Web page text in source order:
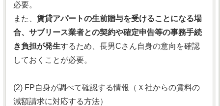
必要。
また、 賃貸アパートの生前贈与を受けることになる場
合、サブリース業者との契約や確定申告等の事務手続
き負担が発生するため、長男Cさん自身の意向を確認
しておくことが必要。
(2) FP自身が調べて確認する情報（Ｘ社からの賃料の
減額請求に対応する方法）